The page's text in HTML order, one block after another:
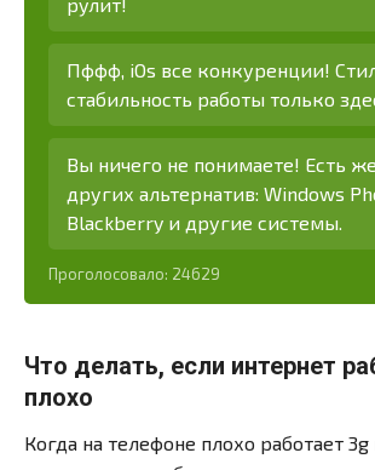
Пффф, iOs все конкуренции!
стабильность работы только
Вы ничего не понимаете! Есть
других альтернатив: Windows
Blackberry и другие системы.
Проголосовало: 24629
Что делать, если интернет
плохо
Когда на телефоне плохо работает 3g